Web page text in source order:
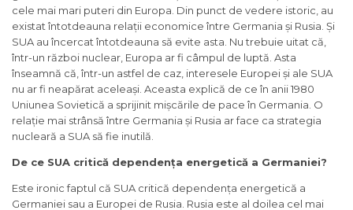
cele mai mari puteri din Europa. Din punct de vedere istoric, au
existat întotdeauna relații economice între Germania și Rusia. Și
SUA au încercat întotdeauna să evite asta. Nu trebuie uitat că,
într-un război nuclear, Europa ar fi câmpul de luptă. Asta
înseamnă că, într-un astfel de caz, interesele Europei și ale SUA
nu ar fi neapărat aceleași. Aceasta explică de ce în anii 1980
Uniunea Sovietică a sprijinit mișcările de pace în Germania. O
relație mai strânsă între Germania și Rusia ar face ca strategia
nucleară a SUA să fie inutilă.
De ce SUA critică dependența energetică a Germaniei?
Este ironic faptul că SUA critică dependența energetică a
Germaniei sau a Europei de Rusia. Rusia este al doilea cel mai